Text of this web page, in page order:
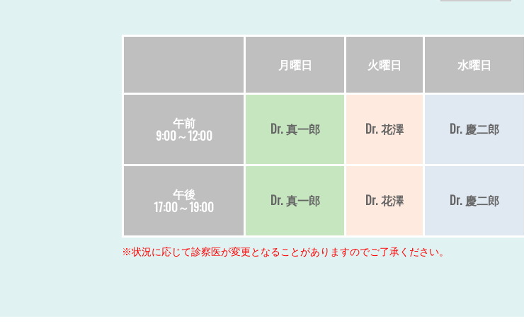
月曜日 火曜日 水曜日
午前
9:00～12:00 Dr. 真一郎 Dr. 花澤 Dr. 慶二郎
午後
17:00～19:00 Dr. 真一郎 Dr. 花澤 Dr. 慶二郎
※状況に応じて診察医が変更となることがありますのでご了承ください。